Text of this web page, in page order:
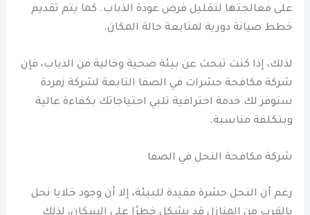
على معالجتها لتقليل فرص عودة الذباب. كما يتم تقديم
خطط صيانة دورية لمتابعة حالة المكان.
لذلك، إذا كنت تبحث عن بيئة صحية وخالية من الذباب، فإن
شركة مكافحة حشرات في الصفا التابعة لشركة زمردة
ستوفر لك خدمة احترافية تلبي احتياجاتك بكفاءة عالية
وبتكلفة مناسبة.
شركة مكافحة النحل في الصفا
رغم أن النحل حشرة مفيدة للبيئة، إلا أن وجود خلايا نحل
بالقرب من المنازل قد يشكل خطرًا على السكان، لذلك